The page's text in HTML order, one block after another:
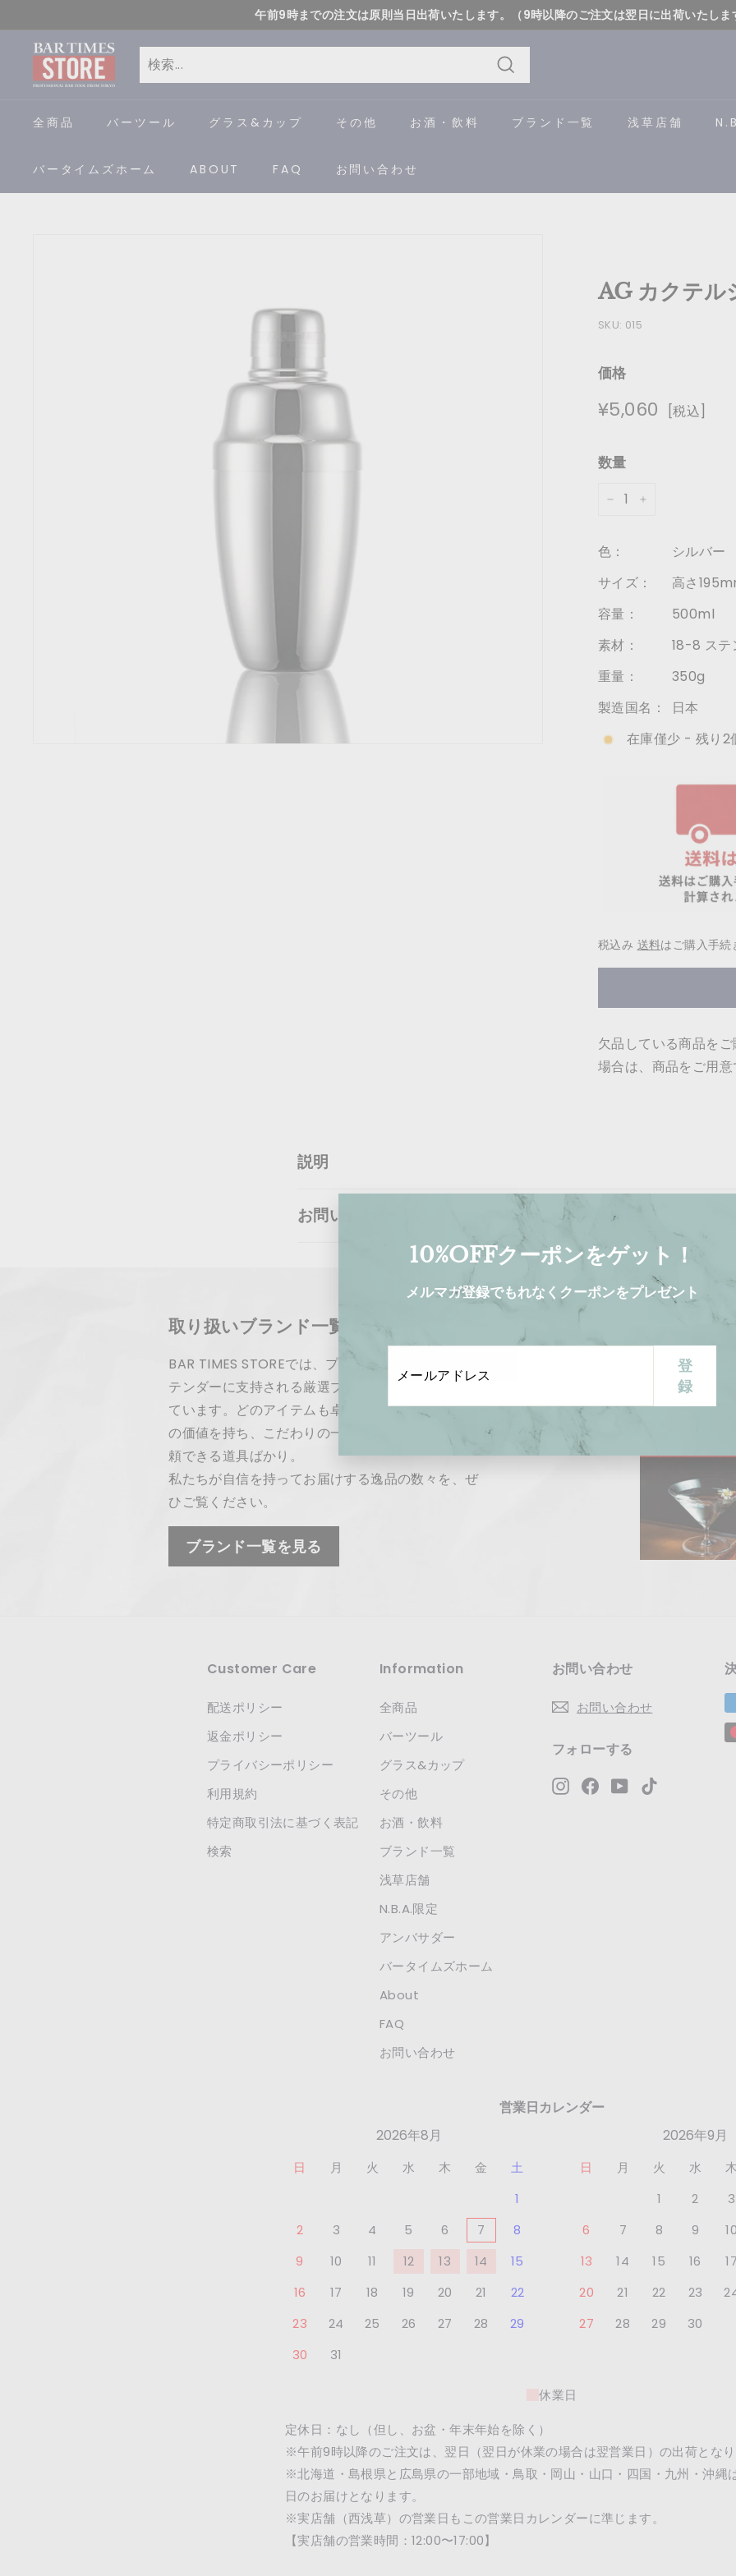
ン
ッ
ラ
イ
シ
を
午前9時までの注文は原則当日出荷いたします。（9時以降のご注文は翌日に出荷いたしま
B
A
R
T
I
索
じ
検
全商品 バーツール グラス&カップ その他 お酒・飲料 ブランド一覧 浅草店舗
バータイムズホーム ABOUT FAQ お問い合わせ
10%OFFクーポンをゲット！
メルマガ登録でもれなくクーポンをプレゼント
ー
ル
ド
レ
録
登
録
AG カクテ
SKU: 015
価格
通
格
¥5,060 ¥5,060
[税込]
数量
色：
シルバー
サイズ：
高さ
容量：
500ml
素材：
18-8 ステ
重量：
350g
製造国名：
日本
在庫僅少 - 残り2
税込み 送料はご購入手
欠品している商品を
場合は、商品をご用
説明
お問い合わせ
取り扱いブランド一覧
BAR TIMES STOREでは、プロフェッショナルバー
テンダーに支持される厳選ブランドのみを取り扱っ
ています。どのアイテムも卓越した品質と唯一無二
の価値を持ち、こだわりの一杯を生み出すための信
頼できる道具ばかり。
私たちが自信を持ってお届けする逸品の数々を、ぜ
ひご覧ください。
ブランド一覧を見る
Customer Care
配送ポリシー
返金ポリシー
プライバシーポリシー
利用規約
特定商取引法に基づく表記
検索
Information
全商品
バーツール
グラス&カップ
その他
お酒・飲料
ブランド一覧
浅草店舗
N.B.A.限定
アンバサダー
バータイムズホーム
About
FAQ
お問い合わせ
お問い合わせ
お問い合わせ
フォローする
InstagramFacebookYouTube
営業日カレンダー
2026年8月
日 月 火 水 木 金
土
1
2
3 4 5 6 7
8
9
10 11 12 13 14
15
16
17 18 19 20 21
22
23
24 25 26 27 28
29
30
31
2026年9月
日 月 火 水
1
2
3
6
7 8 9
13
14 15 16
20
21 22 23
27
28 29 30
休業日
定休日：なし（但し、お盆・年末年始を除く）
※午前9時以降のご注文は、翌日（翌日が休業の場合は翌営業日）の出荷とな
※北海道・島根県と広島県の一部地域・鳥取・岡山・山口・四国・九州・沖縄
日のお届けとなります。
※実店舗（西浅草）の営業日もこの営業日カレンダーに準じます。
【実店舗の営業時間：12:00〜17:00】